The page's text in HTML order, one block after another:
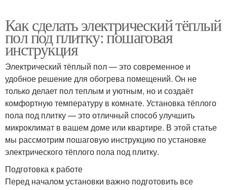
Как сделать электрический тёплый
пол под плитку: пошаговая
инструкция
Электрический тёплый пол — это современное и
удобное решение для обогрева помещений. Он не
только делает пол теплым и уютным, но и создаёт
комфортную температуру в комнате. Установка тёплого
пола под плитку — это отличный способ улучшить
микроклимат в вашем доме или квартире. В этой статье
мы рассмотрим пошаговую инструкцию по установке
электрического тёплого пола под плитку.
Подготовка к работе
Перед началом установки важно подготовить все